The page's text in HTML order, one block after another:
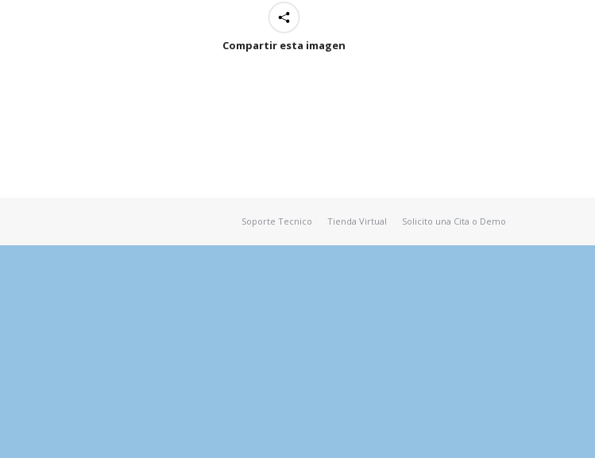
Compartir esta imagen
Soporte Tecnico Tienda Virtual Solicito una Cita o Demo